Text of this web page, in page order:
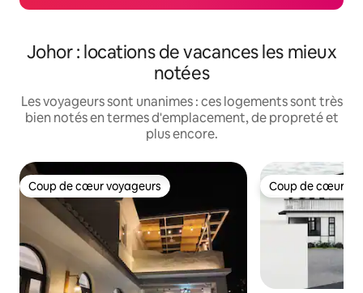
Johor : locations de vacances les mieux
notées
Les voyageurs sont unanimes : ces logements sont très
bien notés en termes d'emplacement, de propreté et
plus encore.
Coup de cœur voyageurs
Coup de cœur voyageurs Coup de cœur
Coup de cœur